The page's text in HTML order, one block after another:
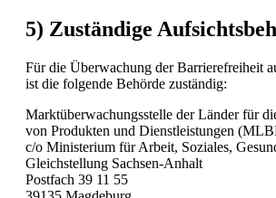
5) Zuständige
Für die Überwachung der Barrierefreiheit
ist die folgende Behörde zuständig:
Marktüberwachungsstelle der Länder für
von Produkten und Dienstleistungen
c/o Ministerium für Arbeit, Soziales,
Gleichstellung Sachsen-Anhalt
Postfach 39 11 55